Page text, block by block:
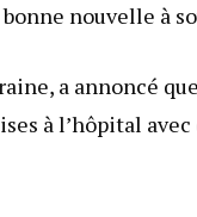
nouvelle à
a annoncé
à l’hôpital avec